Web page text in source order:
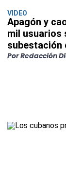
VIDEO
Apagón y
mil usuarios
subestación
Por Redacción